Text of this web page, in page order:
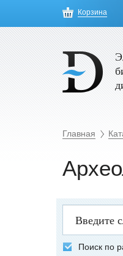
Корзина
Главная
Поиск по